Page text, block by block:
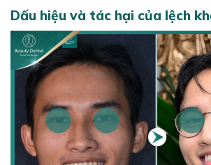
Dấu hiệu và tác hại của lệch